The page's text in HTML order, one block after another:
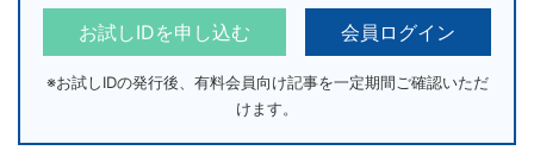
お試しIDを申し込む
会員ログイン
※お試しIDの発行後、有料会員向け記事を一定期間ご確認いただ
けます。